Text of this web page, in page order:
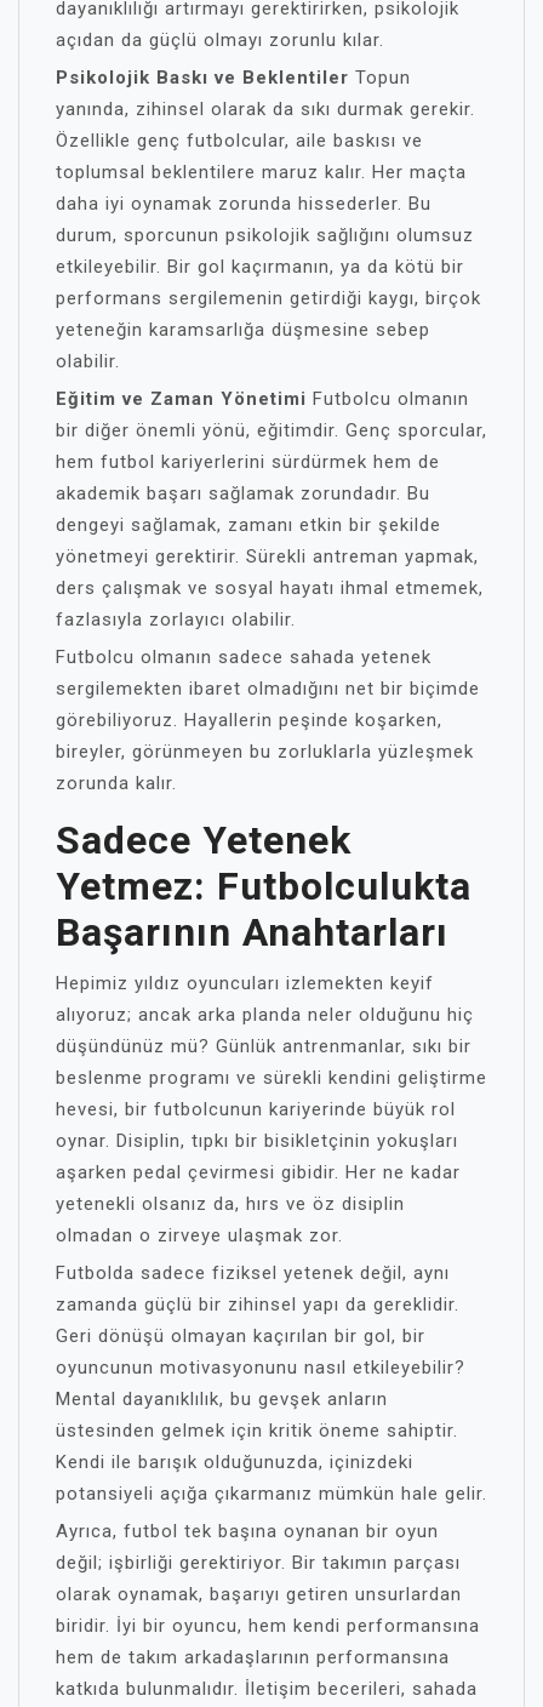
dayanıklılığı artırmayı gerektirirken, psikolojik
açıdan da güçlü olmayı zorunlu kılar.
Psikolojik Baskı ve Beklentiler Topun
yanında, zihinsel olarak da sıkı durmak gerekir.
Özellikle genç futbolcular, aile baskısı ve
toplumsal beklentilere maruz kalır. Her maçta
daha iyi oynamak zorunda hissederler. Bu
durum, sporcunun psikolojik sağlığını olumsuz
etkileyebilir. Bir gol kaçırmanın, ya da kötü bir
performans sergilemenin getirdiği kaygı, birçok
yeteneğin karamsarlığa düşmesine sebep
olabilir.
Eğitim ve Zaman Yönetimi Futbolcu olmanın
bir diğer önemli yönü, eğitimdir. Genç sporcular,
hem futbol kariyerlerini sürdürmek hem de
akademik başarı sağlamak zorundadır. Bu
dengeyi sağlamak, zamanı etkin bir şekilde
yönetmeyi gerektirir. Sürekli antreman yapmak,
ders çalışmak ve sosyal hayatı ihmal etmemek,
fazlasıyla zorlayıcı olabilir.
Futbolcu olmanın sadece sahada yetenek
sergilemekten ibaret olmadığını net bir biçimde
görebiliyoruz. Hayallerin peşinde koşarken,
bireyler, görünmeyen bu zorluklarla yüzleşmek
zorunda kalır.
Sadece Yetenek
Yetmez: Futbolculukta
Başarının Anahtarları
Hepimiz yıldız oyuncuları izlemekten keyif
alıyoruz; ancak arka planda neler olduğunu hiç
düşündünüz mü? Günlük antrenmanlar, sıkı bir
beslenme programı ve sürekli kendini geliştirme
hevesi, bir futbolcunun kariyerinde büyük rol
oynar. Disiplin, tıpkı bir bisikletçinin yokuşları
aşarken pedal çevirmesi gibidir. Her ne kadar
yetenekli olsanız da, hırs ve öz disiplin
olmadan o zirveye ulaşmak zor.
Futbolda sadece fiziksel yetenek değil, aynı
zamanda güçlü bir zihinsel yapı da gereklidir.
Geri dönüşü olmayan kaçırılan bir gol, bir
oyuncunun motivasyonunu nasıl etkileyebilir?
Mental dayanıklılık, bu gevşek anların
üstesinden gelmek için kritik öneme sahiptir.
Kendi ile barışık olduğunuzda, içinizdeki
potansiyeli açığa çıkarmanız mümkün hale gelir.
Ayrıca, futbol tek başına oynanan bir oyun
değil; işbirliği gerektiriyor. Bir takımın parçası
olarak oynamak, başarıyı getiren unsurlardan
biridir. İyi bir oyuncu, hem kendi performansına
hem de takım arkadaşlarının performansına
katkıda bulunmalıdır. İletişim becerileri, sahada